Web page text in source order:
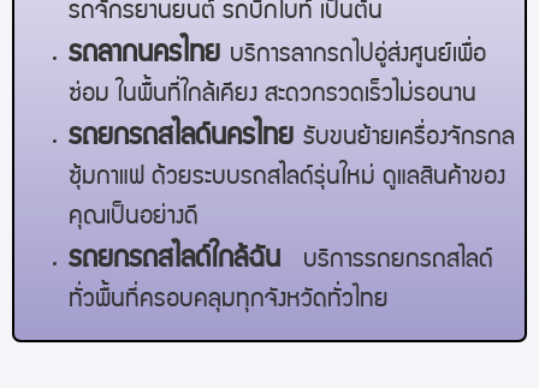
รถจักรยานยนต์ รถบิ๊กไบท์ เป็นต้น
รถลากนครไทย บริการลากรถไปอู่ส่งศูนย์เพื่อ
ซ่อม ในพื้นที่ใกล้เคียง สะดวกรวดเร็วไม่รอนาน
รถยกรถสไลด์นครไทย รับขนย้ายเครื่องจักรกล
ซุ้มกาแฟ ด้วยระบบรถสไลด์รุ่นใหม่ ดูแลสินค้าของ
คุณเป็นอย่างดี
รถยกรถสไลด์ใกล้ฉัน
บริการรถยกรถสไลด์
ทั่วพื้นที่ครอบคลุมทุกจังหวัดทั่วไทย